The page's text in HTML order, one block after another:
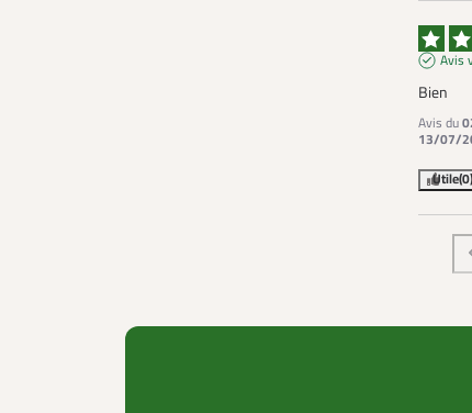
Avis
Bien
Avis du
13/07/
Utile(0)